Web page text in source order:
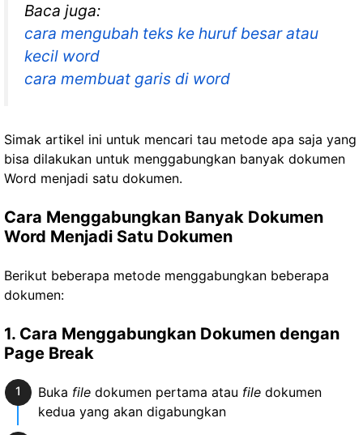
Baca juga:
cara mengubah teks ke huruf besar atau
kecil word
cara membuat garis di word
Simak artikel ini untuk mencari tau metode apa saja yang
bisa dilakukan untuk menggabungkan banyak dokumen
Word menjadi satu dokumen.
Cara Menggabungkan Banyak Dokumen
Word Menjadi Satu Dokumen
Berikut beberapa metode menggabungkan beberapa
dokumen:
1. Cara Menggabungkan Dokumen dengan
Page Break
Buka filedokumen pertama atau filedokumen
kedua yang akan digabungkan